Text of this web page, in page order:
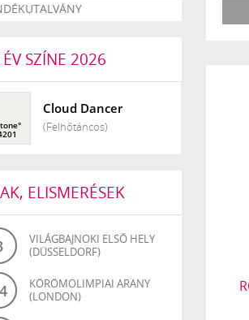
SZÍNE 2026
Cloud Dancer
(Felhőtáncos)
ELISMERÉSEK
VILÁGBAJNOKI ELSŐ HELY
(DÜSSELDORF)
KÖRÖMOLIMPIAI ARANY
(LONDON)